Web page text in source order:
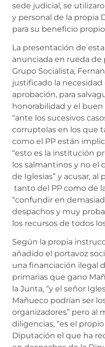
sede judicial, se
y personal de la propia
para su beneficio
La presentación de
anunciada en rueda de
Grupo Socialista,
justificado la
aprobación, para
honorabilidad y el
“ante los sucesivos
corruptelas en los que
como el PP están
“esto es la institución
los salmantinos y no el
de Iglesias” y acusar,
tanto del PP como de
“confundir en
despachos y muy
los recursos de todos
Según la propia
añadido el portavoz
una financiación ilegal
primarias que gano
la Junta, “y el señor
Mañueco podrían ser
organizadores” pero al
diligencias, “es el
Diputación el que ha